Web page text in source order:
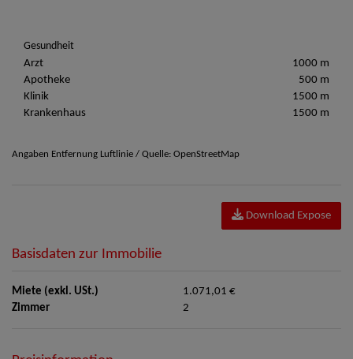
Gesundheit
Arzt
1000 m
Apotheke
500 m
Klinik
1500 m
Krankenhaus
1500 m
Angaben Entfernung Luftlinie / Quelle: OpenStreetMap
Download Expose
Basisdaten zur Immobilie
Miete (exkl. USt.)
1.071,01 €
Zimmer
2